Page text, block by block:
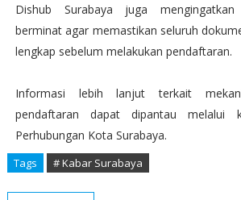
Dishub Surabaya juga
berminat agar memastikan seluruh
lengkap sebelum melakukan pendaftaran.
Informasi lebih lanjut terkait
pendaftaran dapat dipantau melalui
Perhubungan Kota Surabaya.
Tags # Kabar Surabaya